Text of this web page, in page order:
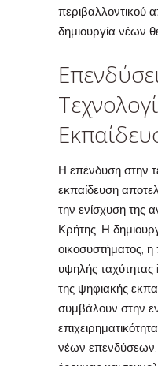
περιβαλλοντικού
δημιουργία νέων
Η επένδυση στην
εκπαίδευση
την ενίσχυση της
Κρήτης. Η
οικοσυστήματος,
υψηλής
της ψηφιακής
συμβάλουν στην
νέων